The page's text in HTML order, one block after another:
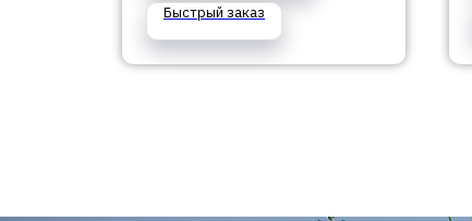
Быстрый заказ